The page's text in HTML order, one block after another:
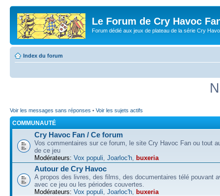
Le Forum de Cry Havoc
Forum dédié aux jeux de plateau de la série Cry
Index du forum
Voir les messages sans réponses • Voir les sujets actifs
COMMUNAUTÉ
Cry Havoc Fan / Ce forum
Vos commentaires sur ce forum, le site Cry Havoc Fan ou tout
de ce jeu
Modérateurs: Vox populi, Joarloc'h, buxeria
Autour de Cry Havoc
A propos des livres, des films, des documentaires télé pouvant
avec ce jeu ou les périodes couvertes.
Modérateurs: Vox populi, Joarloc'h, buxeria